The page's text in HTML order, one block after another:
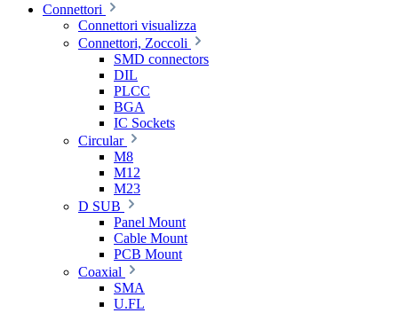
Connettori
Connettori visualizza
Connettori, Zoccoli
SMD connectors
DIL
PLCC
BGA
IC Sockets
Circular
M8
M12
M23
D SUB
Panel Mount
Cable Mount
PCB Mount
Coaxial
SMA
U.FL